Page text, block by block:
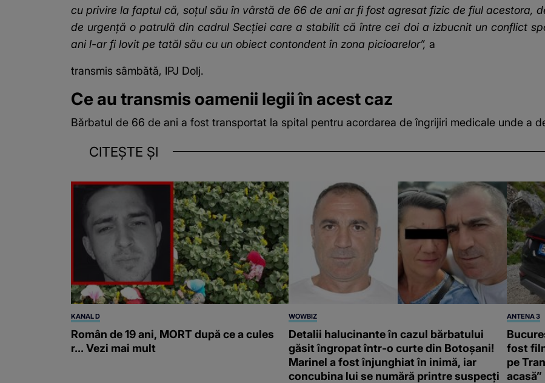
cu privire la faptul că, soţul său în vârstă de 66 de ani ar fi fost agresat fizic de fiul acestora,
de urgenţă o patrulă din cadrul Secţiei care a stabilit că între cei doi a izbucnit un conflict
ani l-ar fi lovit pe tatăl său cu un obiect contondent în zona picioarelor”, a
transmis sâmbătă, IPJ Dolj.
Ce au transmis oamenii legii în acest caz
Bărbatul de 66 de ani a fost transportat la spital pentru acordarea de îngrijiri medicale unde a
CITEȘTE ȘI
KANAL D
Român de 19 ani, MORT după ce a cules
r... Vezi mai mult
WOWBIZ
Detalii halucinante în cazul bărbatului
găsit îngropat într-o curte din Botoșani!
Marinel a fost înjunghiat în inimă, iar
concubina lui se numără printre suspecți
ANTENA 3
fost
pe
acasă”